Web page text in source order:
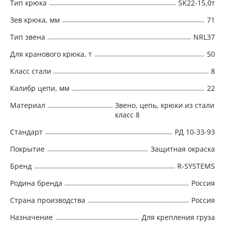
Тип крюка
SK22-15,0т
Зев крюка, мм
71
Тип звена
NRL37
Для кранового крюка, т
50
Класс стали
8
Калибр цепи, мм
22
Материал
Звено, цепь, крюки из стали
класс 8
Стандарт
РД 10-33-93
Покрытие
Защитная окраска
Бренд
R-SYSTEMS
Родина бренда
Россия
Страна производства
Россия
Назначение
Для крепления груза